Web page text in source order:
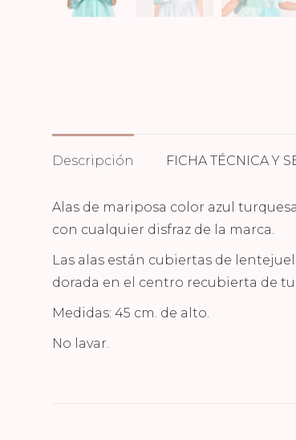
Descripción FICHA TÉCNICA Y
Alas de mariposa color azul
con cualquier disfraz de la marca.
Las alas están cubiertas de
dorada en el centro recubierta de
Medidas: 45 cm. de alto.
No lavar.